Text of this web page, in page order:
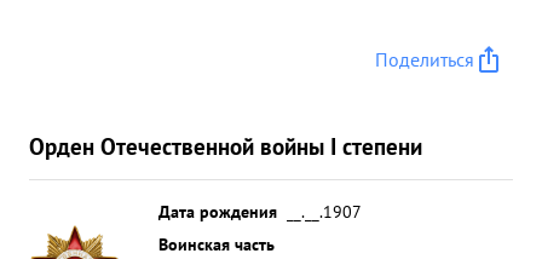
Поделиться
Орден Отечественной войны I степени
Дата рождения
__.__.1907
Воинская часть